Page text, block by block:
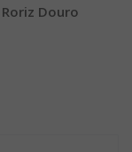
Douro